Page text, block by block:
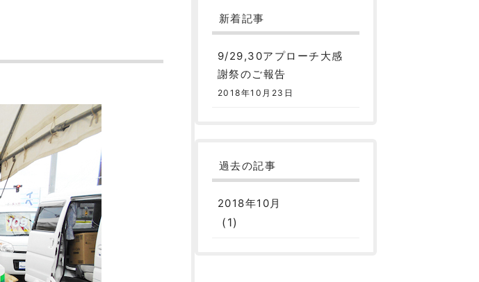
新着記事
9/29,30アプローチ大感
謝祭のご報告
2018年10月23日
過去の記事
2018年10月
(1)